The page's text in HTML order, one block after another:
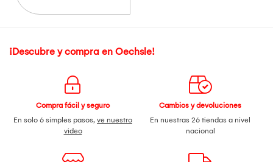
¡Descubre y compra en Oechsle!
Compra fácil y seguro
En solo 6 simples pasos, ve nuestro
video
Cambios y devoluciones
En nuestras 26 tiendas a nivel
nacional